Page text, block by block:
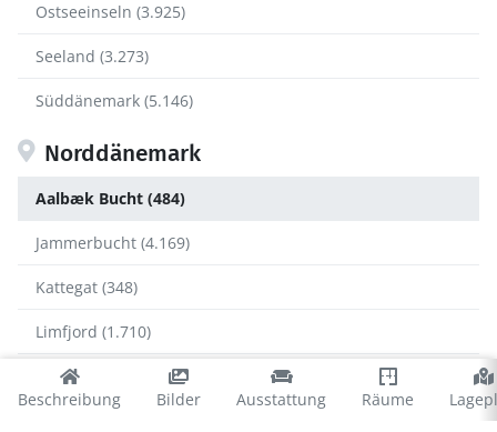
Beschreibung Bilder Ausstattung Räume
Ostseeinseln (3.925)
Seeland (3.273)
Süddänemark (5.146)
Norddänemark
Aalbæk Bucht (484)
Jammerbucht (4.169)
Kattegat (348)
Limfjord (1.710)
Tannisbucht (938)